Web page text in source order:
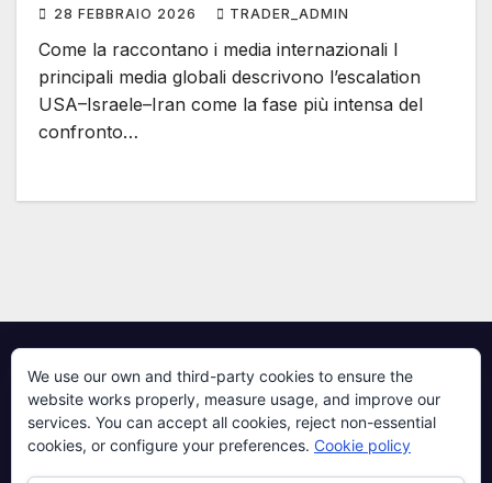
28 FEBBRAIO 2026 TRADER_ADMIN
Come la raccontano i media internazionali I
principali media globali descrivono l’escalation
USA–Israele–Iran come la fase più intensa del
confronto…
The Trading
We use our own and third-party cookies to ensure the
website works properly, measure usage, and improve our
services. You can accept all cookies, reject non-essential
cookies, or configure your preferences. Cookie policy